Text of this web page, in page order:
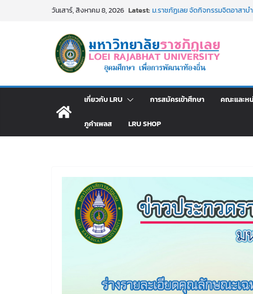
วันเสาร์, สิงหาคม 8, 2026 Latest:ม.ราชภัฏเลย จัดกิจกรรมจิตอาสา
มหาวิทยาลัยราชภัฏเลย ด้วยเงินนอก
ม.ราชภัฏเลย จัดมหกรรมวิชาการ เปิ
มัธยมปลายค้นหาสาขาวิชาในฝัน สู่อน
อธิการบดี มรภ.เลย ร่วมประชุมชี้แจ
ประกาศผู้ชนะการเสนอราคา จ้า
โดยวิธีเฉพาะเจาะจง
เกี่ยวกับ LRU การสมัครเข้าศึกษา คณะและห
ภูคำเพลส LRU SHOP